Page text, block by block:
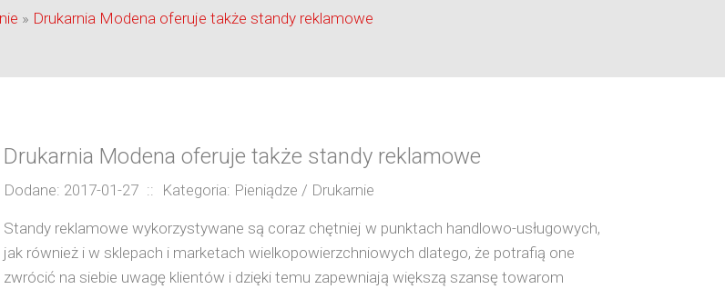
» Drukarnia Modena oferuje także standy reklamowe
Drukarnia Modena oferuje także standy reklamowe
Dodane: 2017-01-27 :: Kategoria: Pieniądze / Drukarnie
Standy reklamowe wykorzystywane są coraz chętniej w punktach handlowo-usługowych,
jak również i w sklepach i marketach wielkopowierzchniowych dlatego, że potrafią one
zwrócić na siebie uwagę klientów i dzięki temu zapewniają większą szansę towarom